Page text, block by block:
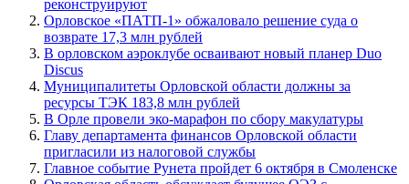
реконструируют
Орловское «ПАТП-1» обжаловало решение суда о
возврате 17,3 млн рублей
В орловском аэроклубе осваивают новый планер Duo
Discus
Муниципалитеты Орловской области должны за
ресурсы ТЭК 183,8 млн рублей
В Орле провели эко-марафон по сбору макулатуры
Главу департамента финансов Орловской области
пригласили из налоговой службы
Главное событие Рунета пройдет 6 октября в Смоленске